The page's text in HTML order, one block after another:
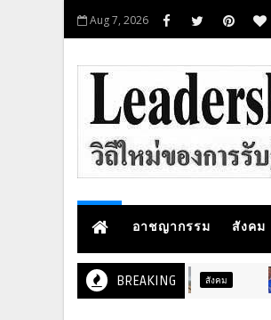
Aug 7, 2026
อาชญากรรม สังคม
BREAKING การเมือง